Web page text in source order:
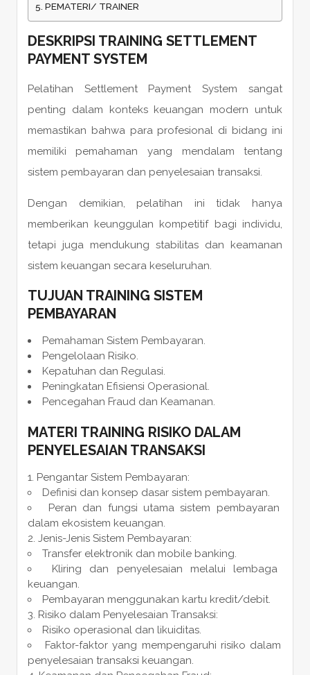
PEMATERI/ TRAINER
DESKRIPSI TRAINING SETTLEMENT
PAYMENT SYSTEM
Pelatihan Settlement Payment System sangat
penting dalam konteks keuangan modern untuk
memastikan bahwa para profesional di bidang ini
memiliki pemahaman yang mendalam tentang
sistem pembayaran dan penyelesaian transaksi.
Dengan demikian, pelatihan ini tidak hanya
memberikan keunggulan kompetitif bagi individu,
tetapi juga mendukung stabilitas dan keamanan
sistem keuangan secara keseluruhan.
TUJUAN TRAINING SISTEM
PEMBAYARAN
Pemahaman Sistem Pembayaran.
Pengelolaan Risiko.
Kepatuhan dan Regulasi.
Peningkatan Efisiensi Operasional.
Pencegahan Fraud dan Keamanan.
MATERI TRAINING RISIKO DALAM
PENYELESAIAN TRANSAKSI
Pengantar Sistem Pembayaran:
Definisi dan konsep dasar sistem pembayaran.
Peran dan fungsi utama sistem pembayaran
dalam ekosistem keuangan.
Jenis-Jenis Sistem Pembayaran:
Transfer elektronik dan mobile banking.
Kliring dan penyelesaian melalui lembaga
keuangan.
Pembayaran menggunakan kartu kredit/debit.
Risiko dalam Penyelesaian Transaksi:
Risiko operasional dan likuiditas.
Faktor-faktor yang mempengaruhi risiko dalam
penyelesaian transaksi keuangan.